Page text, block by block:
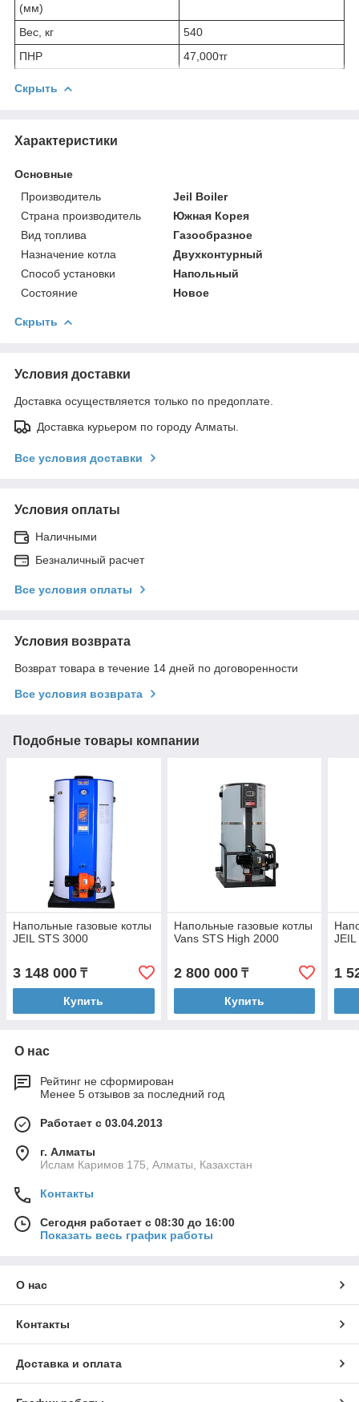
(мм)
Вес, кг
540
ПНР
47,000тг
Скрыть
Характеристики
Основные
Производитель
Jeil Boiler
Страна производитель
Южная Корея
Вид топлива
Газообразное
Назначение котла
Двухконтурный
Способ установки
Напольный
Состояние
Новое
Скрыть
Условия доставки
Доставка осуществляется только по предоплате.
Доставка курьером по городу Алматы.
Все условия доставки
Условия оплаты
Наличными
Безналичный расчет
Все условия оплаты
Условия возврата
Возврат товара в течение 14 дней по договоренности
Все условия возврата
Подобные товары компании
Напольные газовые котлы
JEIL STS 3000
3 148 000 ₸
Купить
Напольные газовые котлы
Vans STS High 2000
2 800 000₸
Купить
1
О нас
Рейтинг не сформирован
Менее 5 отзывов за последний год
Работает с 03.04.2013
г. Алматы
Ислам Каримов 175, Алматы, Казахстан
Контакты
Сегодня работает с 08:30 до 16:00
Показать весь график работы
О нас
Контакты
Доставка и оплата